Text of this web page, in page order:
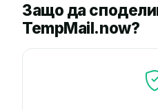
Защо да
TempMail.now?